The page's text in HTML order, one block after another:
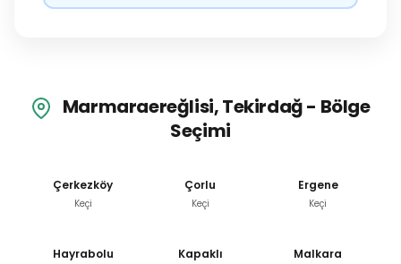
Marmaraereğlisi, Tekirdağ - Bölge
Seçimi
Çerkezköy
Keçi
Çorlu
Keçi
Ergene
Keçi
Hayrabolu Kapaklı Malkara